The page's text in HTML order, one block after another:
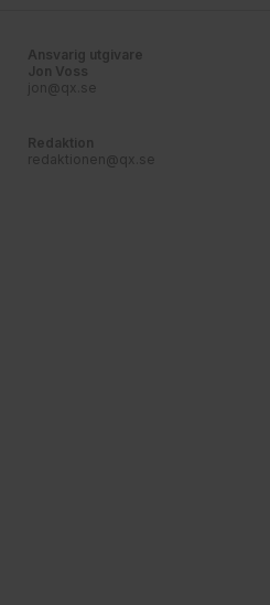
Ansvarig utgivare
Jon Voss
jon@qx.se
Redaktion
redaktionen@qx.se